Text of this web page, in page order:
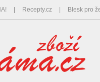
Recepty.cz Blesk pro